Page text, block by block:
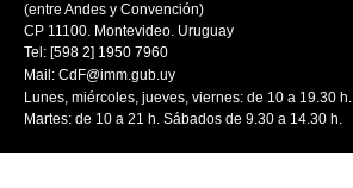
(entre Andes y Convención)
CP 11100. Montevideo. Uruguay
Tel: [598 2] 1950 7960
Mail: CdF@imm.gub.uy
Lunes, miércoles, jueves, viernes: de 10 a 19.30 h.
Martes: de 10 a 21 h. Sábados de 9.30 a 14.30 h.